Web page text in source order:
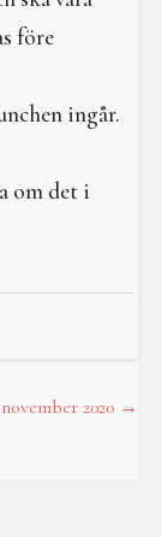
före
ingår.
om det i
2020 →